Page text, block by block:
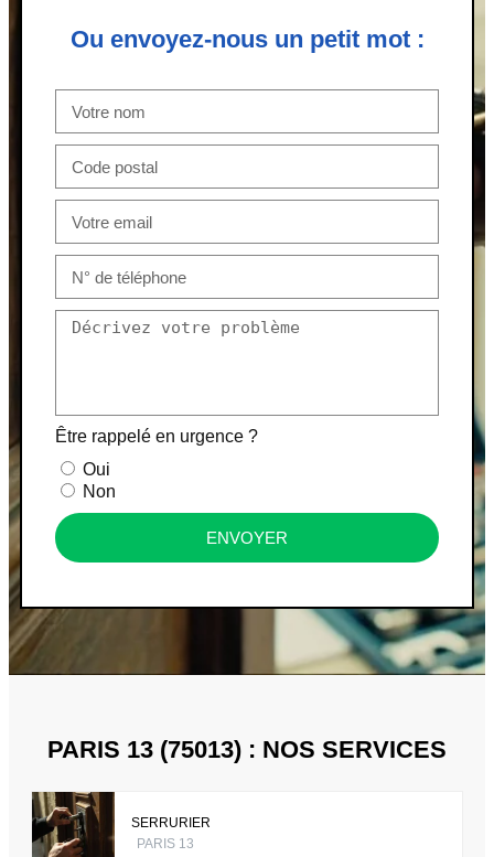
Ou envoyez-nous un petit mot :
Être rappelé en urgence ?
Oui
Non
ENVOYER
PARIS 13 (75013) : NOS SERVICES
SERRURIER
PARIS 13